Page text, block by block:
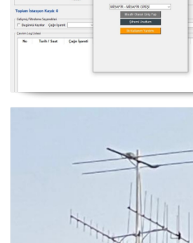
NexQso Telsiz Çevrim Kayıt